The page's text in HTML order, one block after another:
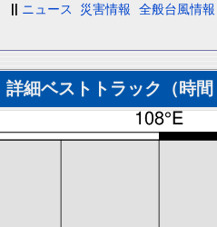
ニュース 災害情報 全般台風情報
詳細ベストトラック（時